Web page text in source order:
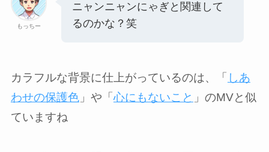
もっちー
ニャンニャンにゃぎと関連して
るのかな？笑
カラフルな背景に仕上がっているのは、「 しあ
わせの保護色」や「心にもないこと 」のMVと似
ていますね